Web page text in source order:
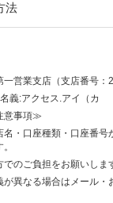
法
一営業支店（支店番号
義:アクセス.アイ（カ
意事項≫
・口座種類・口座番号
のご負担をお願いしま
異なる場合はメール・